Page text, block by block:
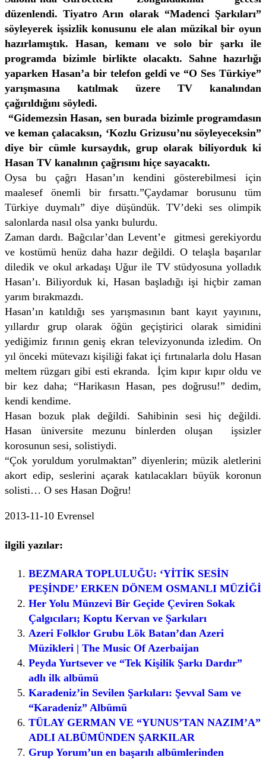
düzenlendi. Tiyatro Arın olarak “Madenci Şarkıları”
söyleyerek işsizlik konusunu ele alan müzikal bir oyun
hazırlamıştık. Hasan, kemanı ve solo bir şarkı ile
programda bizimle birlikte olacaktı. Sahne hazırlığı
yaparken Hasan’a bir telefon geldi ve “O Ses Türkiye”
yarışmasına katılmak üzere TV kanalından
çağırıldığını söyledi.
“Gidemezsin Hasan, sen burada bizimle programdasın
ve keman çalacaksın, ‘Kozlu Grizusu’nu söyleyeceksin”
diye bir cümle kursaydık, grup olarak biliyorduk ki
Hasan TV kanalının çağrısını hiçe sayacaktı.
Oysa bu çağrı Hasan’ın kendini gösterebilmesi için
maalesef önemli bir fırsattı.”Çaydamar borusunu tüm
Türkiye duymalı” diye düşündük. TV’deki ses olimpik
salonlarda nasıl olsa yankı bulurdu.
Zaman dardı. Bağcılar’dan Levent’e gitmesi gerekiyordu
ve kostümü henüz daha hazır değildi. O telaşla başarılar
diledik ve okul arkadaşı Uğur ile TV stüdyosuna yolladık
Hasan’ı. Biliyorduk ki, Hasan başladığı işi hiçbir zaman
yarım bırakmazdı.
Hasan’ın katıldığı ses yarışmasının bant kayıt yayınını,
yıllardır grup olarak öğün geçiştirici olarak simidini
yediğimiz fırının geniş ekran televizyonunda izledim. On
yıl önceki mütevazı kişiliği fakat içi fırtınalarla dolu Hasan
meltem rüzgarı gibi esti ekranda. İçim kıpır kıpır oldu ve
bir kez daha; “Harikasın Hasan, pes doğrusu!” dedim,
kendi kendime.
Hasan bozuk plak değildi. Sahibinin sesi hiç değildi.
Hasan üniversite mezunu binlerden oluşan işsizler
korosunun sesi, solistiydi.
“Çok yoruldum yorulmaktan” diyenlerin; müzik aletlerini
akort edip, seslerini açarak katılacakları büyük koronun
solisti… O ses Hasan Doğru!
2013-11-10 Evrensel
ilgili yazılar:
BEZMARA TOPLULUĞU: ‘YİTİK SESİN
PEŞİNDE’ ERKEN DÖNEM OSMANLI MÜZİĞİ
Her Yolu Münzevi Bir Geçide Çeviren Sokak
Çalgıcıları; Koptu Kervan ve Şarkıları
Azeri Folklor Grubu Lök Batan’dan Azeri
Müzikleri | The Music Of Azerbaijan
Peyda Yurtsever ve “Tek Kişilik Şarkı Dardır”
adlı ilk albümü
Karadeniz’in Sevilen Şarkıları: Şevval Sam ve
“Karadeniz” Albümü
TÜLAY GERMAN VE “YUNUS’TAN NAZIM’A”
ADLI ALBÜMÜNDEN ŞARKILAR
Grup Yorum’un en başarılı albümlerinden